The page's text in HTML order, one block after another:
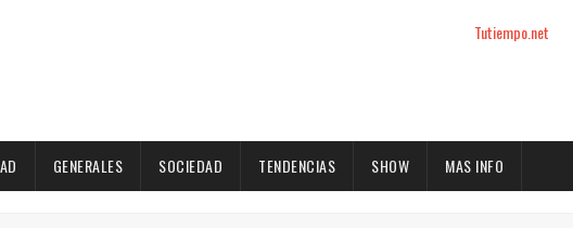
Tutiempo.net
GENERALES SOCIEDAD TENDENCIAS SHOW MAS INFO